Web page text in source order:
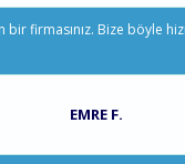
bir firmasınız. Bize böyle
EMRE F.